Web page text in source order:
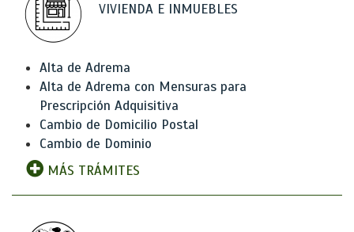
VIVIENDA E INMUEBLES
Alta de Adrema
Alta de Adrema con Mensuras para
Prescripción Adquisitiva
Cambio de Domicilio Postal
Cambio de Dominio
MÁS TRÁMITES